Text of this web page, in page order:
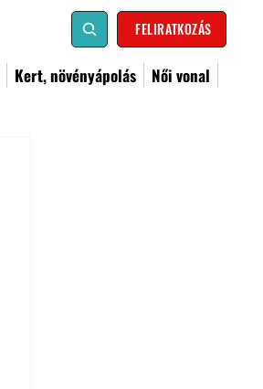
FELIRATKOZÁS
Kert, növényápolás
Női vonal